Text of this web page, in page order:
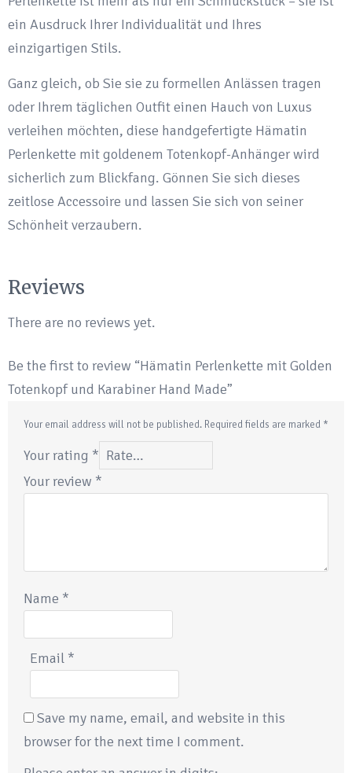
ein Ausdruck Ihrer Individualität und Ihres
einzigartigen Stils.
Ganz gleich, ob Sie sie zu formellen Anlässen tragen
oder Ihrem täglichen Outfit einen Hauch von Luxus
verleihen möchten, diese handgefertigte Hämatin
Perlenkette mit goldenem Totenkopf-Anhänger wird
sicherlich zum Blickfang. Gönnen Sie sich dieses
zeitlose Accessoire und lassen Sie sich von seiner
Schönheit verzaubern.
Reviews
There are no reviews yet.
Be the first to review “Hämatin Perlenkette mit Golden
Totenkopf und Karabiner Hand Made”
Your email address will not be published. Required fields are marked *
Your rating *
Your review *
Name *
Email *
Save my name, email, and website in this
browser for the next time I comment.